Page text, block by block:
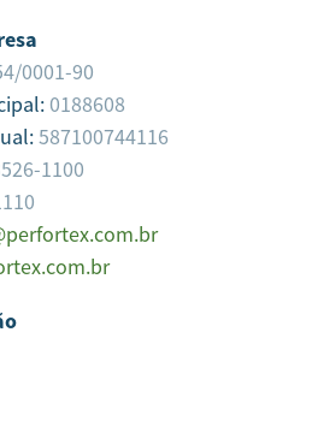
0001-90
0188608
587100744116
1100